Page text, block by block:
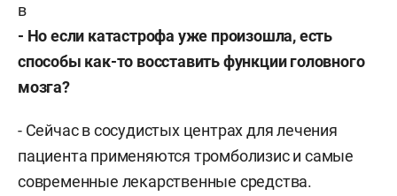
в
- Но если катастрофа уже произошла, есть
способы как-то восставить функцииголовного
мозга?
- Сейчас в сосудистых центрах для лечения
пациента применяются тромболизис и самые
современные лекарственные средства.